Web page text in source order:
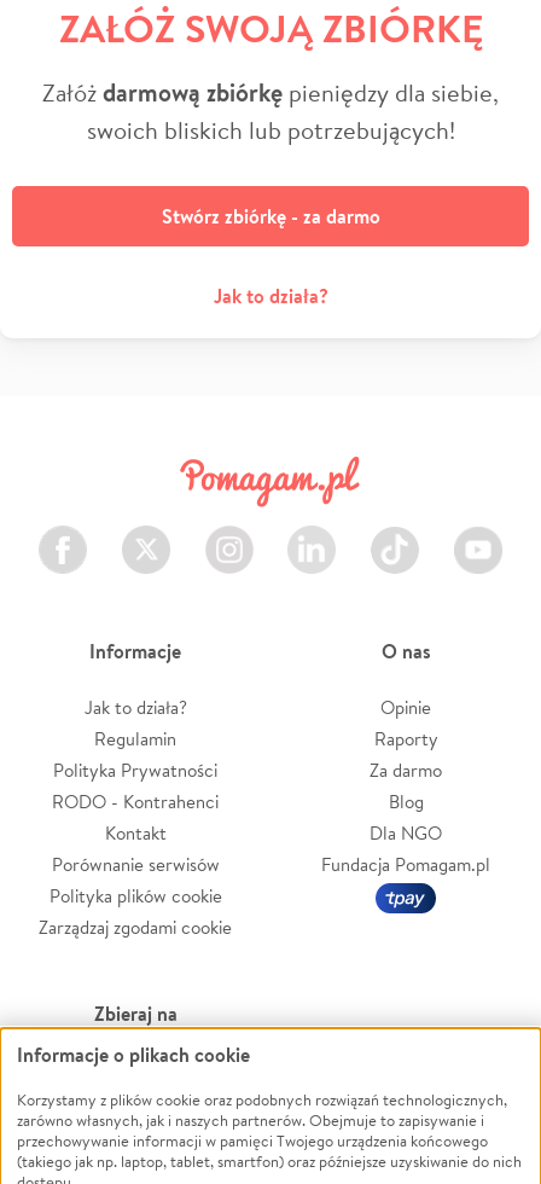
ZAŁÓŻ SWOJĄ ZBIÓRKĘ
Załóżdarmową zbiórkę pieniędzy dla siebie,
swoich bliskich lub potrzebujących!
Stwórz zbiórkę - za darmo
Jak to działa?
Facebook Twitter Instagram LinkedIn TikTok Youtube
Informacje
Jak to działa?
Regulamin
Polityka Prywatności
RODO - Kontrahenci
Kontakt
Porównanie serwisów
Polityka plików cookie
Zarządzaj zgodami cookie
O nas
Opinie
Raporty
Za darmo
Blog
Dla NGO
Fundacja Pomagam.pl
Zbieraj na
Leczenie
Zwierzęta
Pożar
Ukraina
Powódź
Wichura
NGO
Informacje o plikach cookie
Korzystamy z plików cookie oraz podobnych rozwiązań technologicznych,
zarówno własnych, jak i naszych partnerów. Obejmuje to zapisywanie i
przechowywanie informacji w pamięci Twojego urządzenia końcowego
(takiego jak np. laptop, tablet, smartfon) oraz późniejsze uzyskiwanie do nich